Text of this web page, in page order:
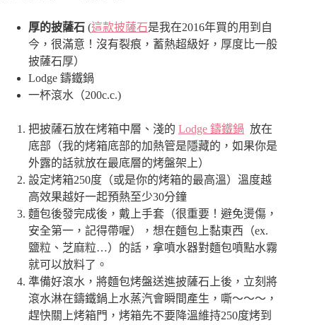
厚的披薩石 (這款披薩石是我在2016年買的用到自
今，很滿意！沒有裂痕，蓄熱超級好，厚度比一般
披薩石厚）
Lodge 鑄鐵鍋
一杯滾水（200c.c.)
把披薩石放在烤箱中層、淺的 Lodge 鑄鐵鍋 放在
底部（我的烤箱底部的加熱管是隱藏的，如果你是
外露的話就放在最底層的烤盤架上）
設定烤箱250度（或是你的烤箱的最高溫）溫度越
高效果越好一起預熱至少30分鐘
麵包後發完成後，戴上手套（很重要！避免燙傷，
安全第一，記得帶喔），想在麵包上黏東西（ex.
鹽粒、芝麻粒…）的話，拿噴水器對麵包噴點水霧
就可以放料了。
準備好滾水，將麵包烤盤送進披薩石上後，立刻將
滾水淋在鑄鐵鍋上水蒸汽會瞬間產生，嘶～～～，
趕快關上烤箱門，烤箱先不要降溫維持250度烤到